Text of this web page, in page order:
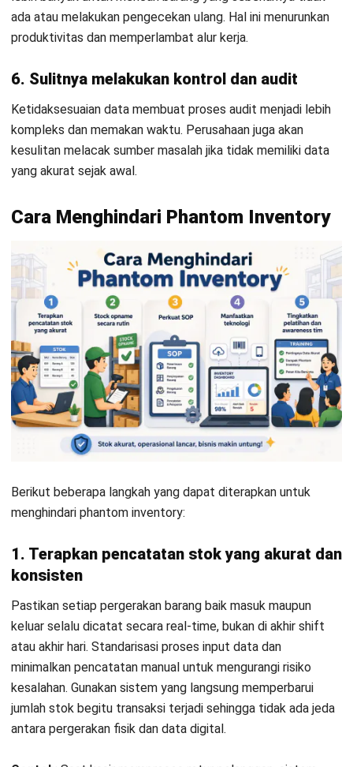
menghindari phantom inventory:
1. Terapkan pencatatan stok yang akurat dan
konsisten
Pastikan setiap pergerakan barang baik masuk maupun
keluar selalu dicatat secara real-time, bukan di akhir shift
atau akhir hari. Standarisasi proses input data dan
minimalkan pencatatan manual untuk mengurangi risiko
antara pergerakan fisik dan data digital.
Contoh
: Saat kasir memproses retur pelanggan, sistem
POS harus langsung menambah stok kembali ke rak yang
sesuai. Tanpa pencatatan instan ini, barang retur sering
“hilang” dari sistem meski sudah kembali ke display.
2. Lakukan stock opname secara rutin
Pengecekan stok secara berkala membantu mendeteksi
selisih sejak dini sebelum menumpuk menjadi masalah besar.
Namun, “rutin” bukan berarti harus selalu full count.
Terapkan metode cycle counting yaitu menghitung
tidak terganggu sekaligus tetap menjaga akurasi
keseluruhan inventori.
Untuk mempermudah proses ini,
Contoh: Manufaktur: Lakukan stock opname khusus untuk
raw material bernilai tinggi (misalnya komponen elektronik
atau bahan kimia mahal) setiap minggu, sementara
consumables bisa dicek per bulan. Selisih pada komponen
kritis bisa menghentikan seluruh lini produksi.
3. Perkuat SOP dan disiplin operasional
gudang